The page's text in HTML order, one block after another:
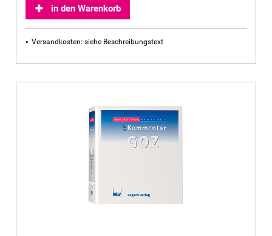
in den Warenkorb
Versandkosten: siehe Beschreibungstext